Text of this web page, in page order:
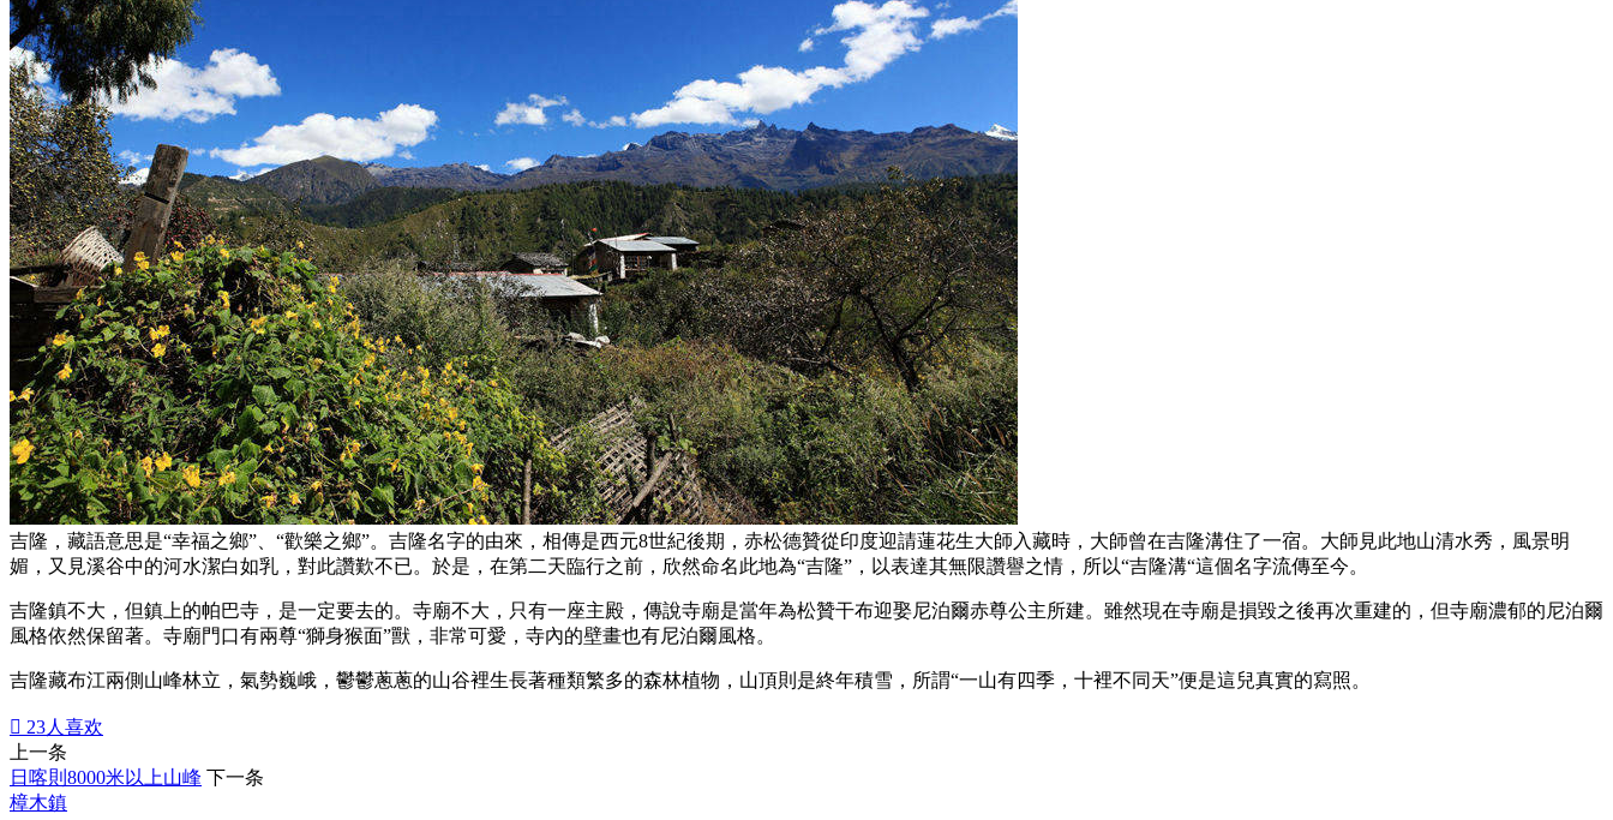
吉隆，藏語意思是“幸福之鄉”、“歡樂之鄉”。吉隆名字的由來，相傳是西元8世紀後期，赤松德贊從印度迎請蓮花生大師入藏時，大師曾在吉隆溝住了一宿。大師見此地山清水秀，風景明
媚，又見溪谷中的河水潔白如乳，對此讚歎不已。於是，在第二天臨行之前，欣然命名此地為“吉隆”，以表達其無限讚譽之情，所以“吉隆溝“這個名字流傳至今。
吉隆鎮不大，但鎮上的帕巴寺，是一定要去的。寺廟不大，只有一座主殿，傳說寺廟是當年為松贊干布迎娶尼泊爾赤尊公主所建。雖然現在寺廟是損毀之後再次重建的，但寺廟濃郁的尼泊爾
風格依然保留著。寺廟門口有兩尊“獅身猴面”獸，非常可愛，寺內的壁畫也有尼泊爾風格。
吉隆藏布江兩側山峰林立，氣勢巍峨，鬱鬱蔥蔥的山谷裡生長著種類繁多的森林植物，山頂則是終年積雪，所謂“一山有四季，十裡不同天”便是這兒真實的寫照。
 23人喜欢
上一条
日喀則8000米以上山峰 下一条
樟木鎮